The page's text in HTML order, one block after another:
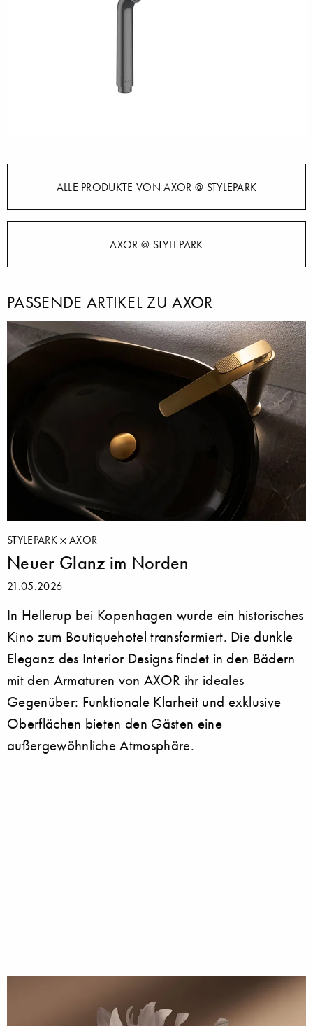
ALLE PRODUKTE VON AXOR @ STYLEPARK
AXOR @ STYLEPARK
PASSENDE ARTIKEL ZU AXOR
STYLEPARK AXOR
Neuer Glanz im Norden
21.05.2026
In Hellerup bei Kopenhagen wurde ein historisches
Kino zum Boutiquehotel transformiert. Die dunkle
Eleganz des Interior Designs findet in den Bädern
mit den Armaturen von AXOR ihr ideales
Gegenüber: Funktionale Klarheit und exklusive
Oberflächen bieten den Gästen eine
außergewöhnliche Atmosphäre.